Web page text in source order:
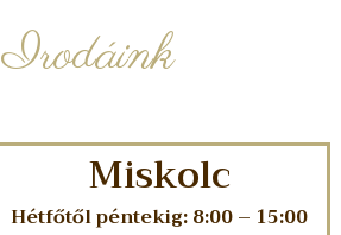
Irodáink
Miskolc
Hétfőtől péntekig: 8:00 – 15:00